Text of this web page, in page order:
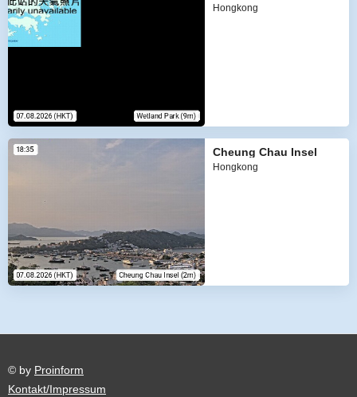
Hongkong
Cheung Chau Insel
Hongkong
© by Proinform
Kontakt/Impressum